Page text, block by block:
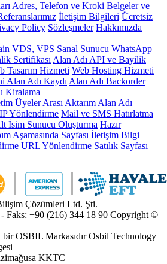
Adres, Telefon ve Kroki Belgeler ve
İletişim Bilgileri Ücretsiz
Policy Sözleşmeler Hakkımızda
VDS, VPS Sanal Sunucu WhatsApp
Sertifikası Alan Adı API ve Bayilik
Tasarım Hizmeti Web Hosting Hizmeti
Alan Adı Kaydı Alan Adı Backorder
Kiralama
Üyeler Arası Aktarım Alan Adı
Yönlendirme Mail ve SMS Hatırlatma
İsim Sunucu Oluşturma Hazır
Aşamasında Sayfası İletişim Bilgi
URL Yönlendirme Satılık Sayfası
Çözümleri Ltd. Şti.
Faks: +90 (216) 344 18 90 Copyright ©
OSBIL Markasıdır Osbil Technology
KKTC